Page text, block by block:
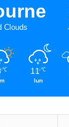
Clouds
℃ 11 ℃
lun